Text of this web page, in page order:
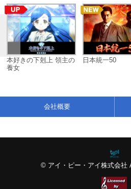
本好きの下剋上 領主の
養女
日本統一50
© アイ・ピー・アイ株式会社
会社概要